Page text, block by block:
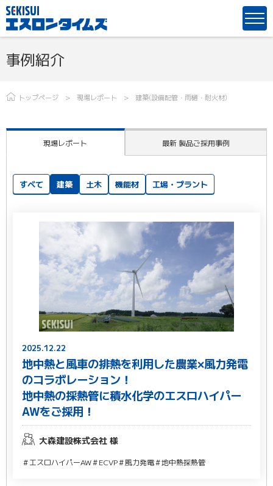
事例紹介
トップページ 現場レポート 建築(設備配管・雨樋・耐火材)
現場レポート 最新 製品ご採用事例
すべて 建築 土木 機能材 工場・プラント
2025.12.22
地中熱と風車の排熱を利用した農業×風力発電
のコラボレーション！
地中熱の採熱管に積水化学のエスロハイパー
AWをご採用！
大森建設株式会社 様
＃エスロハイパーAW＃ECVP＃風力発電＃地中熱採熱管